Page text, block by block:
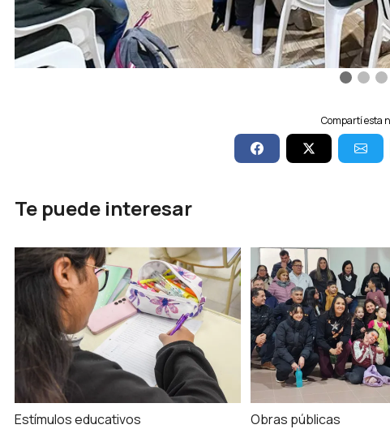
Compartí esta
Te puede interesar
Estímulos educativos Obras públicas